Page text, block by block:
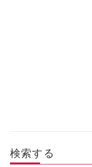
検索する